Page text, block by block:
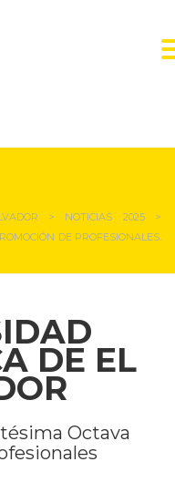
> NOTICIAS 2025>
DE PROFESIONALES.
DE EL
Octava